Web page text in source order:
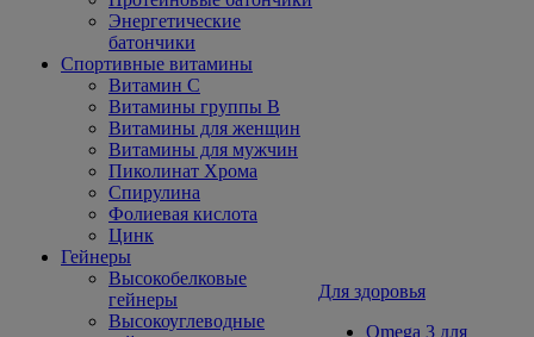
Энергетические
батончики
Спортивные витамины
Витамин С
Витамины группы В
Витамины для женщин
Витамины для мужчин
Пиколинат Хрома
Спирулина
Фолиевая кислота
Цинк
Гейнеры
Высокобелковые
гейнеры
Высокоуглеводные
Для здоровья
Omega 3 для